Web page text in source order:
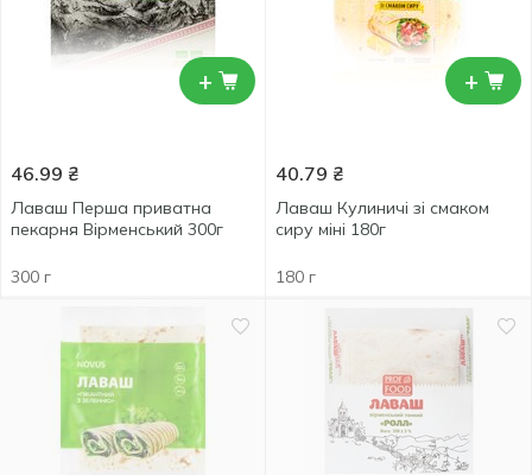
+
46.99 ₴
Лаваш Перша приватна
пекарня Вірменський 300г
300 г
+
40.79 ₴
Лаваш Кулиничі зі смаком
сиру міні 180г
180 г